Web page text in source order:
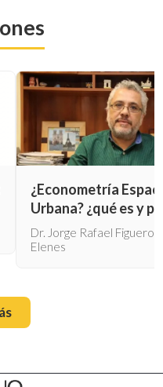
¿Econometría
Urbana? ¿qué es y
qué sirve?
Dr. Jorge Rafael Figueroa
Elenes